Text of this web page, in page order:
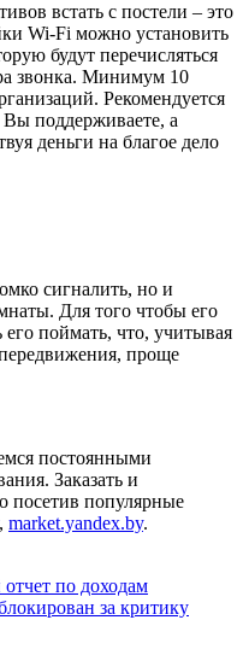
встать с постели – это
Wi-Fi можно установить
будут перечисляться
звонка. Минимум 10
Рекомендуется
поддерживаете, а
деньги на благое дело
сигналить, но и
Для того чтобы его
его поймать, что, учитывая
передвижения, проще
постоянными
Заказать и
посетив популярные
, market.yandex.by.
по доходам
за критику